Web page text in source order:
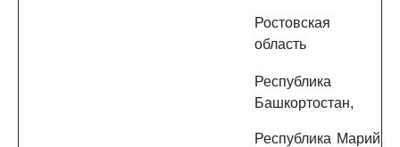
Ростовская
область
Республика
Башкортостан,
Республика Марий